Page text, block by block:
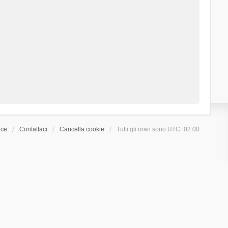
Contattaci Cancella cookie Tutti gli orari sono UTC+02:00